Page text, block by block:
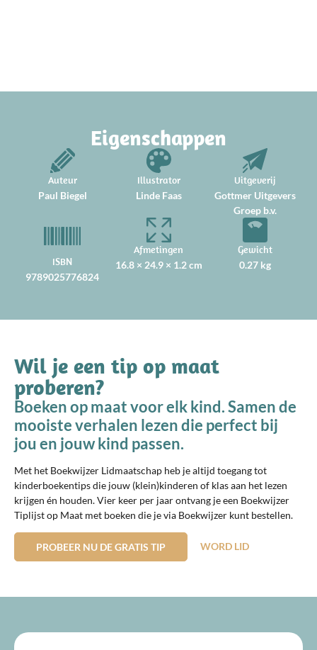
Eigenschappen
Auteur
Paul Biegel
Illustrator
Linde Faas
Uitgeverij
Gottmer Uitgevers
Groep b.v.
ISBN
9789025776824
Afmetingen
16.8 × 24.9 × 1.2 cm
Gewicht
0.27 kg
Wil je een tip op maat
proberen?
Boeken op maat voor elk kind. Samen de
mooiste verhalen lezen die perfect bij
jou en jouw kind passen.
Met het Boekwijzer Lidmaatschap heb je altijd toegang tot
kinderboekentips die jouw (klein)kinderen of klas aan het lezen
krijgen én houden. Vier keer per jaar ontvang je een Boekwijzer
Tiplijst op Maat met boeken die je via Boekwijzer kunt bestellen.
PROBEER NU DE GRATIS TIP WORD LID